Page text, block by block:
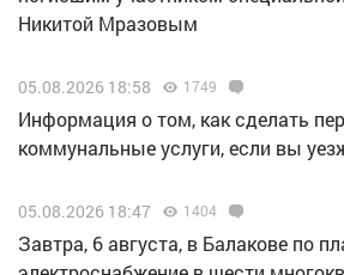
Никитой Мразовым
05.08.2026 18:58 1749
Информация о том, как сделать
коммунальные услуги, если вы
05.08.2026 18:47 1404
Завтра, 6 августа, в Балакове по